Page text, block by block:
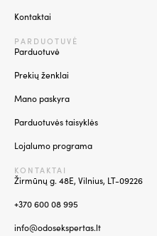
Kontaktai
PARDUOTUVĖ
Parduotuvė
Prekių ženklai
Mano paskyra
Parduotuvės taisyklės
Lojalumo programa
KONTAKTAI
Žirmūnų g. 48E, Vilnius, LT-09226
+370 600 08 995
info@odosekspertas.lt